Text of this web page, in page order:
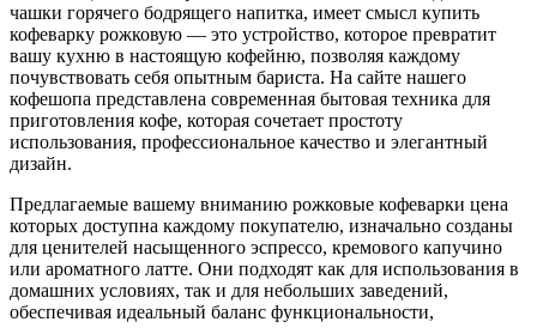
чашки горячего бодрящего напитка, имеет смысл купить
кофеварку рожковую — это устройство, которое превратит
вашу кухню в настоящую кофейню, позволяя каждому
почувствовать себя опытным бариста. На сайте нашего
кофешопа представлена современная бытовая техника для
приготовления кофе, которая сочетает простоту
использования, профессиональное качество и элегантный
дизайн.
Предлагаемые вашему вниманию рожковые кофеварки цена
которых доступна каждому покупателю, изначально созданы
для ценителей насыщенного эспрессо, кремового капучино
или ароматного латте. Они подходят как для использования в
домашних условиях, так и для небольших заведений,
обеспечивая идеальный баланс функциональности,